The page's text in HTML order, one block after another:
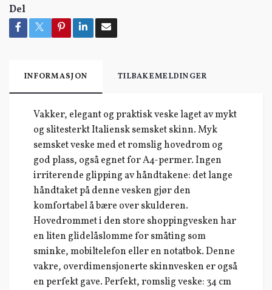
Del
INFORMASJON TILBAKEMELDINGER
Vakker, elegant og praktisk veske laget av mykt
og slitesterkt Italiensk semsket skinn. Myk
semsket veske med et romslig hovedrom og
god plass, også egnet for A4-permer. Ingen
irriterende glipping av håndtakene: det lange
håndtaket på denne vesken gjør den
komfortabel å bære over skulderen.
Hovedrommet i den store shoppingvesken har
en liten glidelåslomme for småting som
sminke, mobiltelefon eller en notatbok. Denne
vakre, overdimensjonerte skinnvesken er også
en perfekt gave. Perfekt, romslig veske: 34 cm